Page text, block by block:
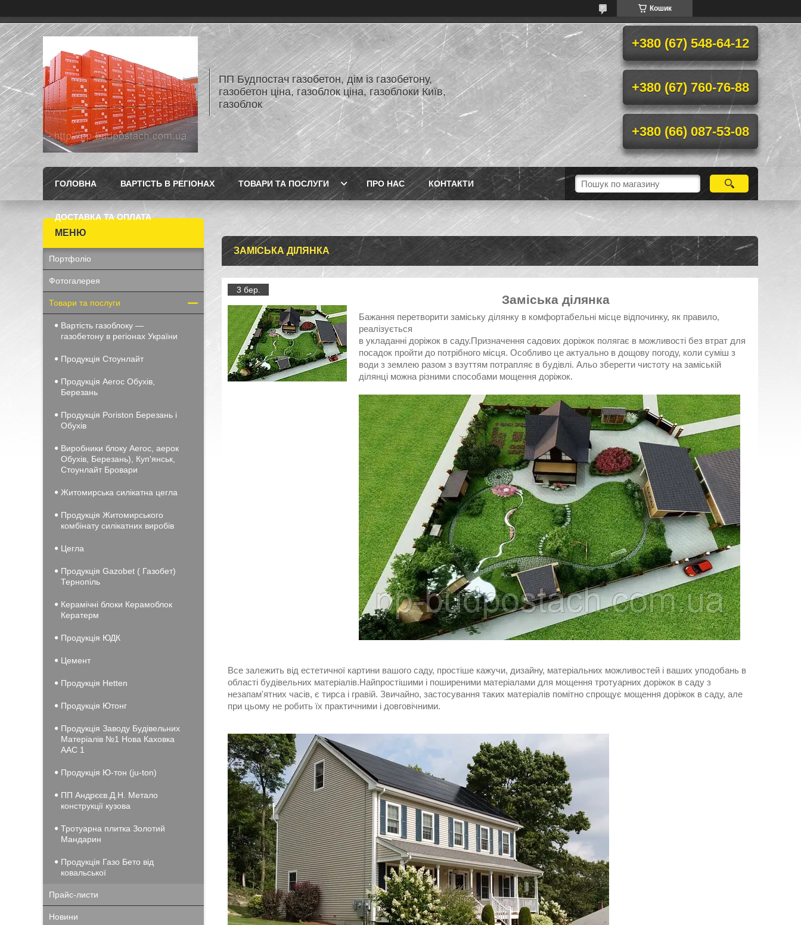
Кошик
ПП Будпостач газобетон, дім із газобетону,
газобетон ціна, газоблок ціна, газоблоки Київ,
газоблок
+380 (67) 548-64-12
+380 (67) 760-76-88
+380 (66) 087-53-08
ГОЛОВНА ВАРТІСТЬ В РЕГІОНАХ ТОВАРИ ТА ПОСЛУГИ ПРО НАС КОНТАКТИ
ДОСТАВКА ТА ОПЛАТА
ЗАМІСЬКА ДІЛЯНКА
3 бер.
Заміська ділянка
Бажання перетворити заміську ділянку в комфортабельні місце відпочинку, як правило,
реалізується
в укладанні доріжок в саду.Призначення садових доріжок полягає в можливості без втрат для
посадок пройти до потрібного місця. Особливо це актуально в дощову погоду, коли суміш з
води з землею разом з взуттям потрапляє в будівлі. Альо зберегти чистоту на заміській
ділянці можна різними способами мощення доріжок.
Все залежить від естетичної картини вашого саду, простіше кажучи, дизайну, матеріальних можливостей і ваших уподобань в
області будівельних матеріалів.Найпростішими і поширеними матеріалами для мощення тротуарних доріжок в саду з
незапам'ятних часів, є тирса і гравій. Звичайно, застосування таких матеріалів помітно спрощує мощення доріжок в саду, але
при цьому не робить їх практичними і довговічними.
Портфоліо
Фотогалерея
Товари та послуги
Вартість газоблоку —
газобетону в регіонах України
Продукція Стоунлайт
Продукція Aeroc Обухів,
Березань
Продукція Poriston Березань і
Обухів
Виробники блоку Aeroc, аерок
Обухів, Березань), Куп'янськ,
Стоунлайт Бровари
Житомирська силікатна цегла
Продукція Житомирського
комбінату силікатних виробів
Цегла
Продукція Gazobet ( Газобет)
Тернопіль
Керамічні блоки Керамоблок
Кератерм
Продукція ЮДК
Цемент
Продукція Hеtten
Продукція Ютонг
Продукція Заводу Будівельних
Матеріалів №1 Нова Каховка
ААС 1
Продукція Ю-тон (ju-ton)
ПП Андрєєв.Д.Н. Метало
конструкції кузова
Тротуарна плитка Золотий
Мандарин
Продукція Газо Бето від
ковальської
Прайс-листи
Новини